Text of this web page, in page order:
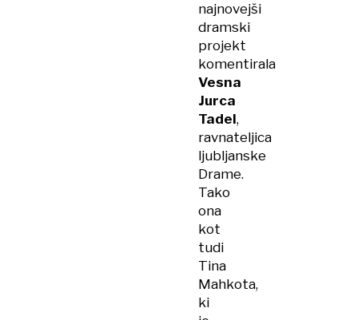
najnovejši
dramski
projekt
komentirala
Vesna
Jurca
Tadel,
ravnateljica
ljubljanske
Drame.
Tako
ona
kot
tudi
Tina
Mahkota,
ki